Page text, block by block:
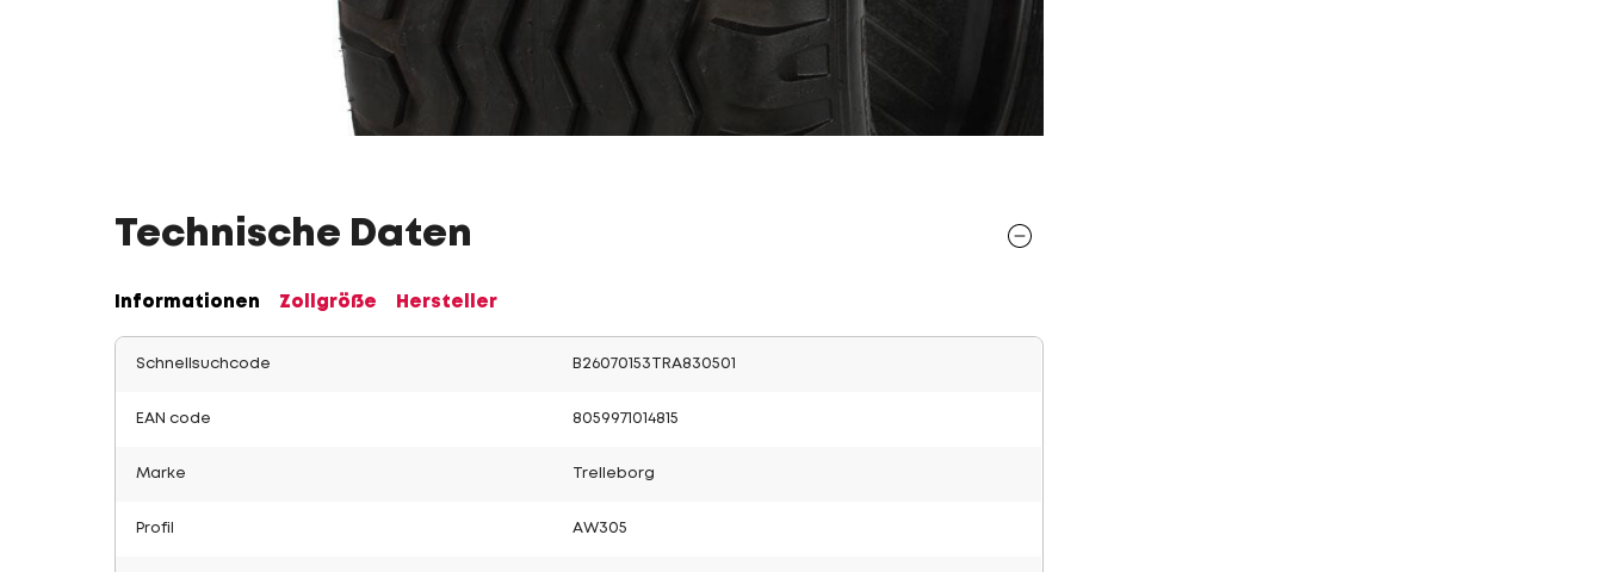
Technische Daten
Informationen Zollgröße Hersteller
Schnellsuchcode B26070153TRA830501
EAN code 8059971014815
Marke Trelleborg
Profil AW305